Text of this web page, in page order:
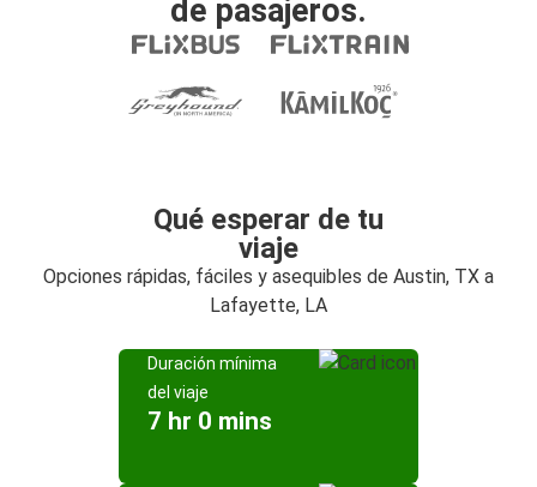
de pasajeros.
Qué esperar de tu
viaje
Opciones rápidas, fáciles y asequibles de Austin, TX a
Lafayette, LA
Duración mínima
del viaje
7 hr 0 mins